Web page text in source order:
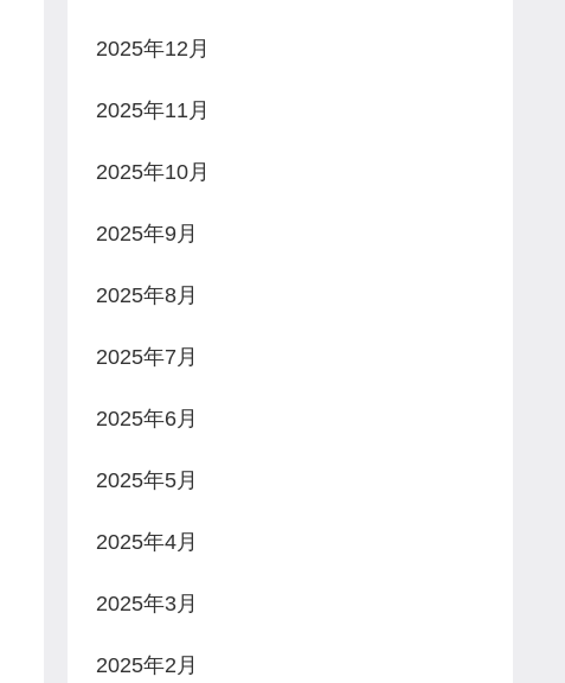
2025年12月
2025年11月
2025年10月
2025年9月
2025年8月
2025年7月
2025年6月
2025年5月
2025年4月
2025年3月
2025年2月